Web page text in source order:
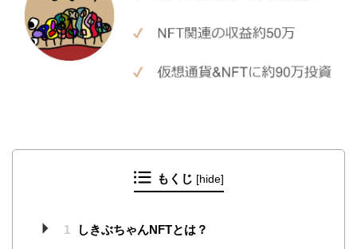
もくじ [hide]
1 しきぶちゃんNFTとは？